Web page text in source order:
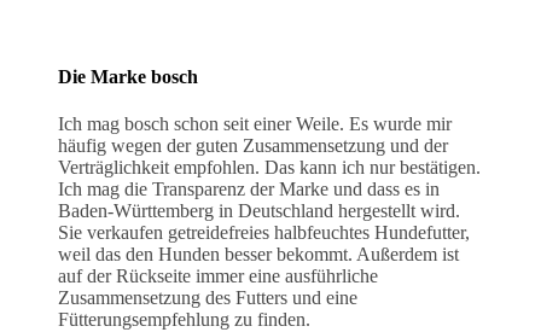
Die Marke bosch
Ich mag bosch schon seit einer Weile. Es wurde mir
häufig wegen der guten Zusammensetzung und der
Verträglichkeit empfohlen. Das kann ich nur bestätigen.
Ich mag die Transparenz der Marke und dass es in
Baden-Württemberg in Deutschland hergestellt wird.
Sie verkaufen getreidefreies halbfeuchtes Hundefutter,
weil das den Hunden besser bekommt. Außerdem ist
auf der Rückseite immer eine ausführliche
Zusammensetzung des Futters und eine
Fütterungsempfehlung zu finden.